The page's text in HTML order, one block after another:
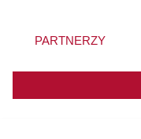
zmienić/wycofać
znajdujący się w
użytkownika, ale
przetwarzaniu.
PARTNERZY